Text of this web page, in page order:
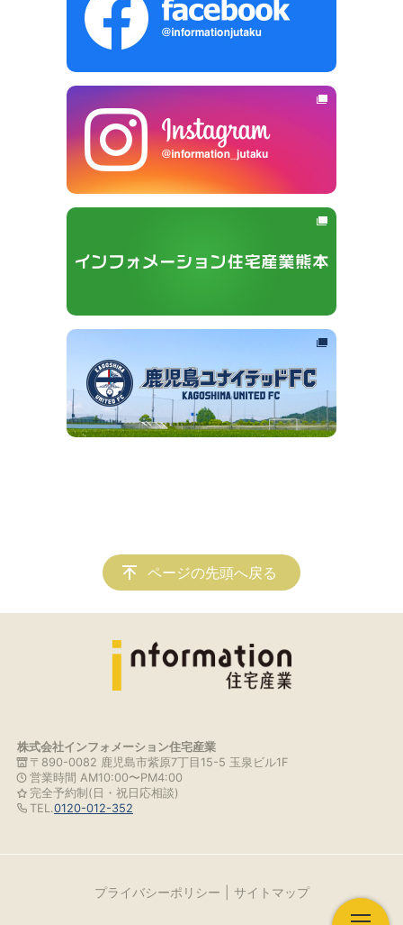
ページの先頭へ戻る
株式会社インフォメーション住宅産業
〒890-0082 鹿児島市紫原7丁目15-5 玉泉ビル1F
営業時間 AM10:00〜PM4:00
完全予約制(日・祝日応相談)
TEL.0120-012-352
プライバシーポリシー サイトマップ